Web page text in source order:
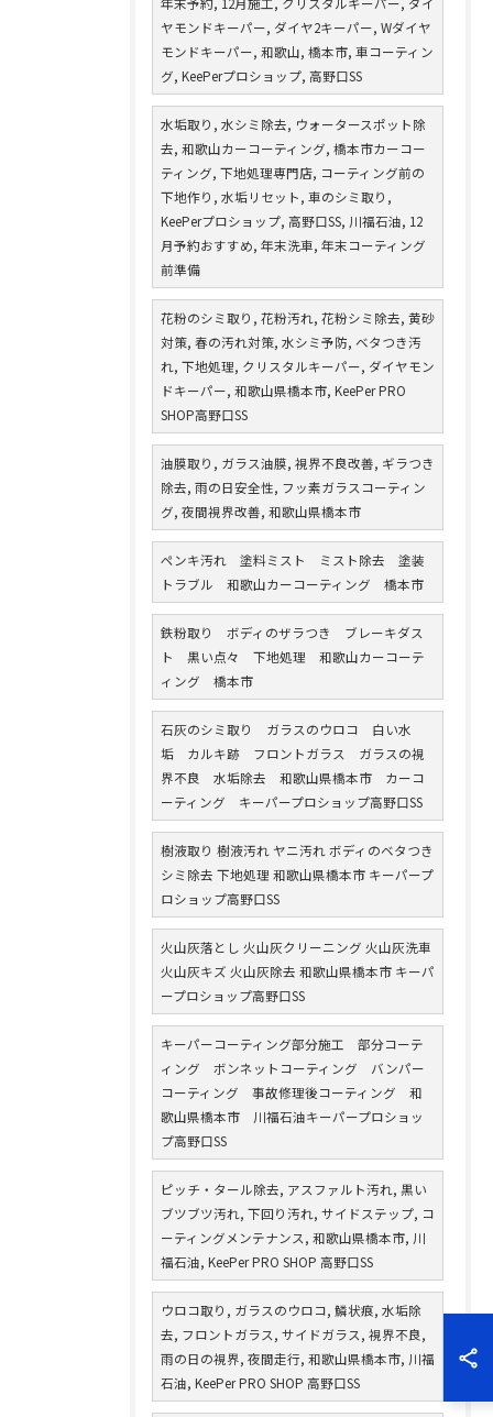
ヤモンドキーパー, ダイヤ2キーパー, Wダイヤ
モンドキーパー, 和歌山, 橋本市, 車コーティン
グ, KeePerプロショップ, 高野口SS
水垢取り, 水シミ除去, ウォータースポット除
去, 和歌山カーコーティング, 橋本市カーコー
ティング, 下地処理専門店, コーティング前の
下地作り, 水垢リセット, 車のシミ取り,
KeePerプロショップ, 高野口SS, 川福石油, 12
月予約おすすめ, 年末洗車, 年末コーティング
前準備
花粉のシミ取り, 花粉汚れ, 花粉シミ除去, 黄砂
対策, 春の汚れ対策, 水シミ予防, ベタつき汚
れ, 下地処理, クリスタルキーパー, ダイヤモン
ドキーパー, 和歌山県橋本市, KeePer PRO
SHOP高野口SS
油膜取り, ガラス油膜, 視界不良改善, ギラつき
除去, 雨の日安全性, フッ素ガラスコーティン
グ, 夜間視界改善, 和歌山県橋本市
ペンキ汚れ 塗料ミスト ミスト除去 塗装
トラブル 和歌山カーコーティング 橋本市
鉄粉取り ボディのザラつき ブレーキダス
ト 黒い点々 下地処理 和歌山カーコーテ
ィング 橋本市
石灰のシミ取り ガラスのウロコ 白い水
垢 カルキ跡 フロントガラス ガラスの視
界不良 水垢除去 和歌山県橋本市 カーコ
ーティング キーパープロショップ高野口SS
樹液取り 樹液汚れ ヤニ汚れ ボディのベタつき
シミ除去 下地処理 和歌山県橋本市 キーパープ
ロショップ高野口SS
火山灰落とし 火山灰クリーニング 火山灰洗車
火山灰キズ 火山灰除去 和歌山県橋本市 キーパ
ープロショップ高野口SS
キーパーコーティング部分施工 部分コーテ
ィング ボンネットコーティング バンパー
コーティング 事故修理後コーティング 和
歌山県橋本市 川福石油キーパープロショッ
プ高野口SS
ピッチ・タール除去, アスファルト汚れ, 黒い
ブツブツ汚れ, 下回り汚れ, サイドステップ, コ
ーティングメンテナンス, 和歌山県橋本市, 川
福石油, KeePer PRO SHOP 高野口SS
ウロコ取り, ガラスのウロコ, 鱗状痕, 水垢除
去, フロントガラス, サイドガラス, 視界不良,
雨の日の視界, 夜間走行, 和歌山県橋本市, 川福
石油, KeePer PRO SHOP 高野口SS